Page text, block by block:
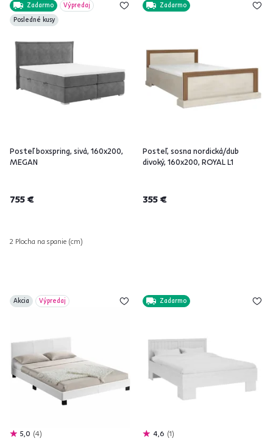
Zadarmo
Výpredaj
Posledné kusy
Posteľ boxspring, sivá, 160x200,
MEGAN
755 €
2 Plocha na spanie (cm)
Zadarmo
Posteľ, sosna nordická/dub
divoký, 160x200, ROYAL L1
355 €
Akcia Výpredaj
5,0 4
Zadarmo
4,6 1